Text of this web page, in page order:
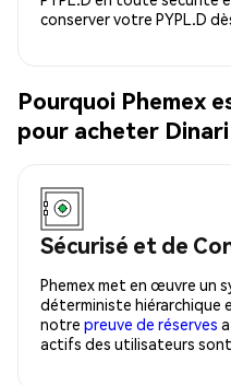
conserver votre PYPL.D
Pourquoi Phemex
pour acheter
Sécurisé et de
Phemex met en œuvre un
déterministe hiérarchique
notre preuve de réserves
actifs des utilisateurs sont